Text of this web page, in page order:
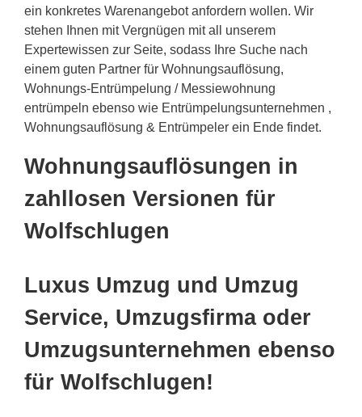
ein konkretes Warenangebot anfordern wollen. Wir
stehen Ihnen mit Vergnügen mit all unserem
Expertewissen zur Seite, sodass Ihre Suche nach
einem guten Partner für Wohnungsauflösung,
Wohnungs-Entrümpelung / Messiewohnung
entrümpeln ebenso wie Entrümpelungsunternehmen ,
Wohnungsauflösung & Entrümpeler ein Ende findet.
Wohnungsauflösungen in
zahllosen Versionen für
Wolfschlugen
Luxus Umzug und Umzug
Service, Umzugsfirma oder
Umzugsunternehmen ebenso
für Wolfschlugen!